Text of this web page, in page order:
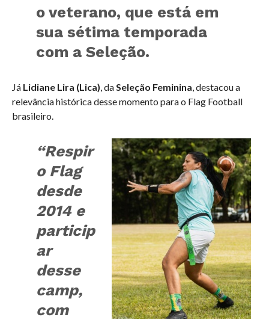
o veterano, que está em
sua sétima temporada
com a Seleção.
Já Lidiane Lira (Lica), daSeleção Feminina, destacou a
relevância histórica desse momento para o Flag Football
brasileiro.
“Respir
o Flag
desde
2014 e
particip
ar
desse
camp,
com